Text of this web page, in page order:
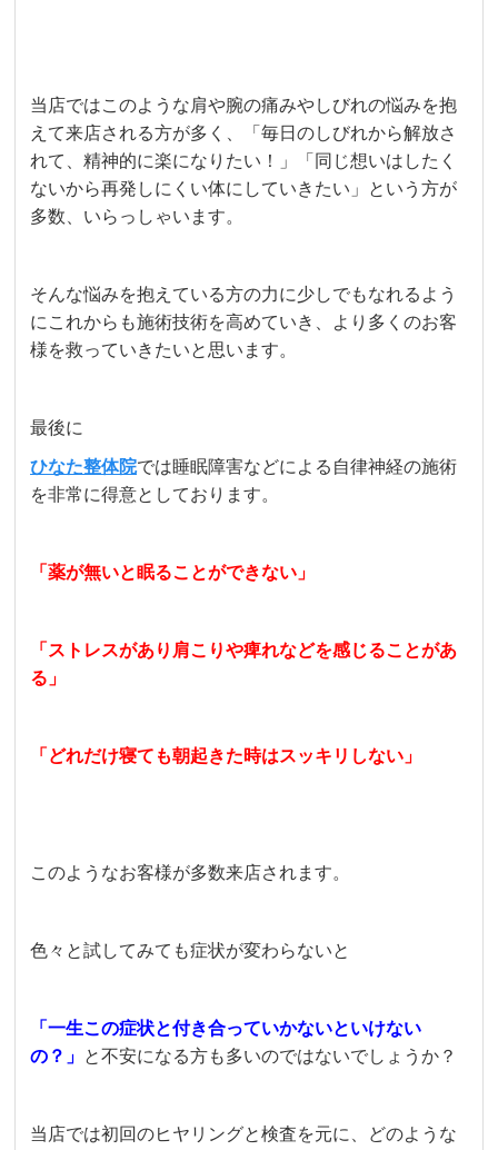
当店ではこのような肩や腕の痛みやしびれの悩みを抱
えて来店される方が多く、「毎日のしびれから解放さ
れて、精神的に楽になりたい！」「同じ想いはしたく
ないから再発しにくい体にしていきたい」という方が
多数、いらっしゃいます。
そんな悩みを抱えている方の力に少しでもなれるよう
にこれからも施術技術を高めていき、より多くのお客
様を救っていきたいと思います。
最後に
ひなた整体院では睡眠障害などによる自律神経の施術
を非常に得意としております。
「薬が無いと眠ることができない」
「ストレスがあり肩こりや痺れなどを感じることがあ
る」
「どれだけ寝ても朝起きた時はスッキリしない」
このようなお客様が多数来店されます。
色々と試してみても症状が変わらないと
「一生この症状と付き合っていかないといけない
の？」 と不安になる方も多いのではないでしょうか？
当店では初回のヒヤリングと検査を元に、どのような